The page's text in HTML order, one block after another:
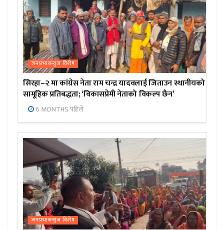
जनप्रभाबन्युज विशेष
सिरहा–२ मा कांग्रेस नेता राम चन्द्र यादवलाई जिताउन स्थानीयको
सामूहिक प्रतिबद्धता; ‘विकासप्रेमी नेताको विकल्प छैन’
6 MONTHS पहिले
जनप्रभाबन्युज विशेष